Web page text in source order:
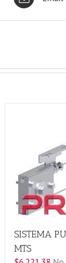
SISTEMA
MTS